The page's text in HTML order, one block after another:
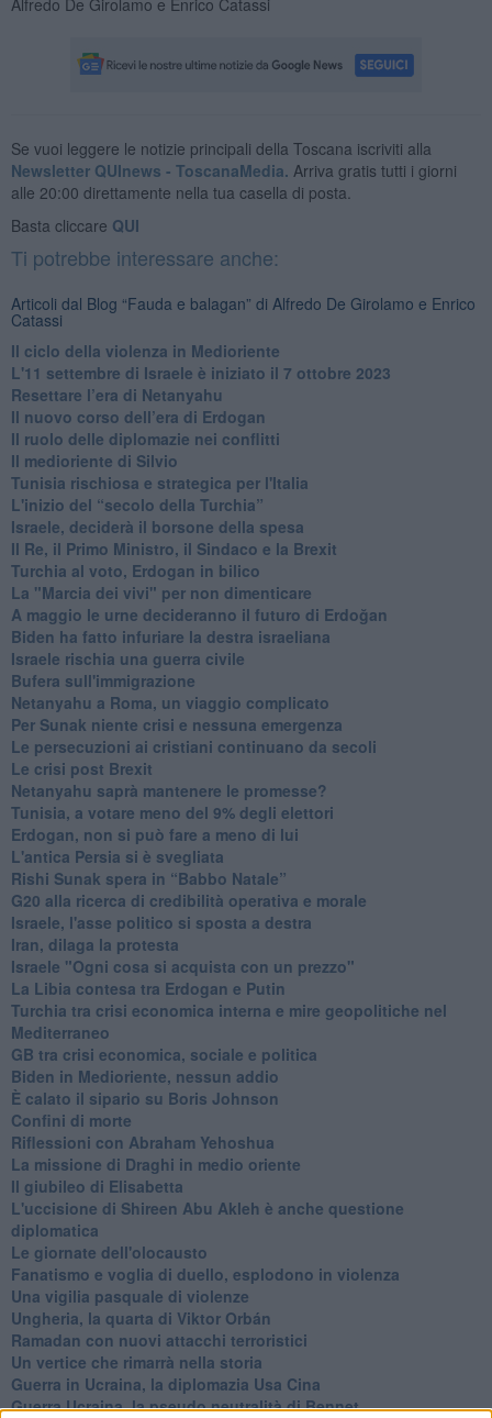
Se vuoi leggere le notizie principali della Toscana iscriviti alla
Newsletter QUInews - ToscanaMedia. Arriva gratis tutti i giorni
alle 20:00 direttamente nella tua casella di posta.
Basta cliccare QUI
Ti potrebbe interessare anche:
Articoli dal Blog “Fauda e balagan” di Alfredo De Girolamo e Enrico
Catassi
Il ciclo della violenza in Medioriente
L'11 settembre di Israele è iniziato il 7 ottobre 2023
Resettare l’era di Netanyahu
​Il nuovo corso dell’era di Erdogan
Il ruolo delle diplomazie nei conflitti
Il medioriente di Silvio
Tunisia rischiosa e strategica per l'Italia
L'inizio del “secolo della Turchia”
Israele, deciderà il borsone della spesa
Il Re, il Primo Ministro, il Sindaco e la Brexit
Turchia al voto, Erdogan in bilico
La "Marcia dei vivi" per non dimenticare
A maggio le urne decideranno il futuro di Erdoğan
Biden ha fatto infuriare la destra israeliana
Israele rischia una guerra civile
Bufera sull'immigrazione
Netanyahu a Roma, un viaggio complicato
Per Sunak niente crisi e nessuna emergenza
Le persecuzioni ai cristiani continuano da secoli
Le crisi post Brexit
Netanyahu saprà mantenere le promesse?
Tunisia, a votare meno del 9% degli elettori
Erdogan, non si può fare a meno di lui
L'antica Persia si è svegliata
Rishi Sunak spera in “Babbo Natale”
G20 alla ricerca di credibilità operativa e morale
Israele, l'asse politico si sposta a destra
Iran, dilaga la protesta
Israele "Ogni cosa si acquista con un prezzo"
La Libia contesa tra Erdogan e Putin
Turchia tra crisi economica interna e mire geopolitiche nel
Mediterraneo
GB tra crisi economica, sociale e politica
Biden in Medioriente, nessun addio
È calato il sipario su Boris Johnson
Confini di morte
Riflessioni con Abraham Yehoshua
La missione di Draghi in medio oriente
Il giubileo di Elisabetta
L'uccisione di Shireen Abu Akleh è anche questione
diplomatica
Le giornate dell'olocausto
Fanatismo e voglia di duello, esplodono in violenza
Una vigilia pasquale di violenze
Ungheria, la quarta di Viktor Orbán
Ramadan con nuovi attacchi terroristici
Un vertice che rimarrà nella storia
Guerra in Ucraina, la diplomazia Usa Cina
Guerra Ucraina, la pseudo neutralità di Bennet